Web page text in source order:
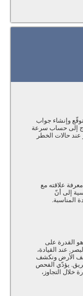
وإنشاء جواب
إلى حساب سرعة
عند حالات الخطر
علاقته مع
إلى أنّ
المناسبة.
القدرة على
عند القيادة،
الأرض ونكشف
يؤدّي الفحص
التجاوز،